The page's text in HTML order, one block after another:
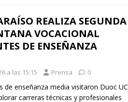
REALIZA SEGUNDA
VOCACIONAL
DE ENSEÑANZA
a las 15:15 Prensa 0
de enseñanza media visitaron Duoc UC
carreras técnicas y profesionales